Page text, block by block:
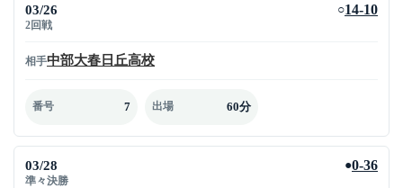
03/26
2回戦
○14-10
相手中部大春日丘高校
番号 7 出場 60分
03/28
準々決勝
●0-36